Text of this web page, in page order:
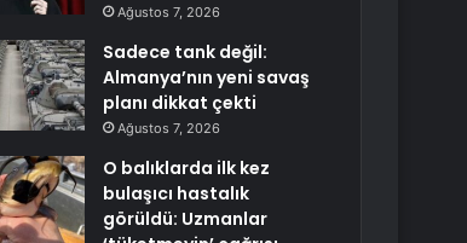
Ağustos 7, 2026
Sadece tank değil:
Almanya’nın yeni savaş
planı dikkat çekti
Ağustos 7, 2026
O balıklarda ilk kez
bulaşıcı hastalık
görüldü: Uzmanlar